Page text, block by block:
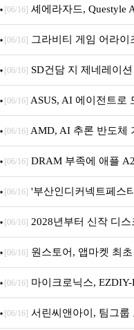
[06/16] 셰에라자드, Questyle
내 정식 출시
[06/16] 그라비티 게임 어라이
던전 13’ 참가!
[06/16] SD건담 지 제네레이
아의 용사’ 재개최 및 풍성
[06/16] ASUS, AI 에이전트로
[06/16] AMD, AI 추론 반도체
[06/16] DRAM 부족에 애플
퍼 대기
[06/16] '부산인디커넥트페스
개막... 22일간 진행
[06/16] 2028년부터 신작 디
문 추가
[06/16] 원스토어, 앱마켓 최
[06/16] 마이크로닉스,
시
[06/16] 서린씨앤아이, 팀그룹